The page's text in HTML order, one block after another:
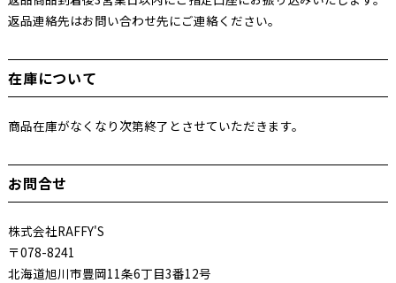
返品連絡先はお問い合わせ先にご連絡ください。
在庫について
商品在庫がなくなり次第終了とさせていただきます。
お問合せ
株式会社RAFFY'S
〒078-8241
北海道旭川市豊岡11条6丁目3番12号